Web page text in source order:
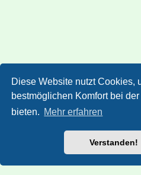
Diese Website nutzt Cookies,
bestmöglichen Komfort bei
bieten. Mehr erfahren
Verstanden!